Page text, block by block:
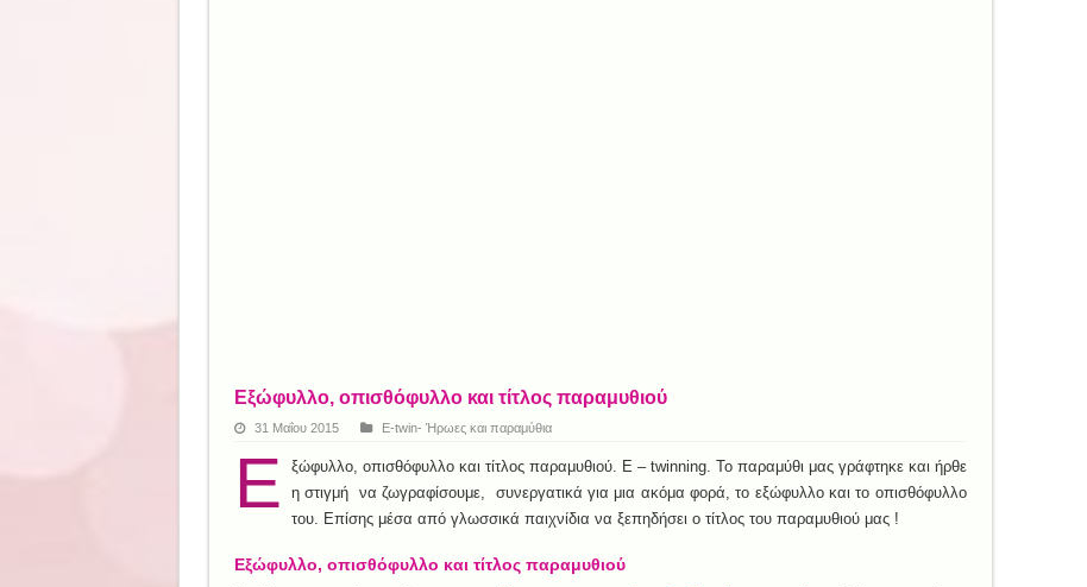
Εξώφυλλο, οπισθόφυλλο και τίτλος παραμυθιού
31 Μαΐου 2015 E-twin- Ήρωες και παραμύθια
Ε
ξώφυλλο, οπισθόφυλλο και τίτλος παραμυθιού. E – twinning. Το παραμύθι μας γράφτηκε και ήρθε
η στιγμή να ζωγραφίσουμε, συνεργατικά για μια ακόμα φορά, το εξώφυλλο και το οπισθόφυλλο
του. Επίσης μέσα από γλωσσικά παιχνίδια να ξεπηδήσει ο τίτλος του παραμυθιού μας !
Εξώφυλλο, οπισθόφυλλο και τίτλος παραμυθιού